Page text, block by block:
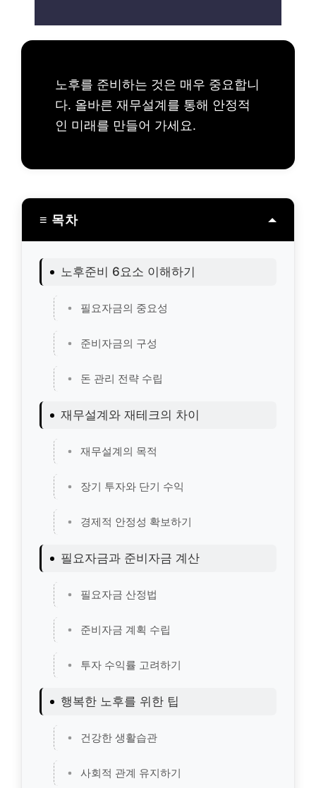
노후를 준비하는 것은 매우 중요합니
다. 올바른 재무설계를 통해 안정적
인 미래를 만들어 가세요.
≡ 목차
노후준비 6요소 이해하기
필요자금의 중요성
준비자금의 구성
돈 관리 전략 수립
재무설계와 재테크의 차이
재무설계의 목적
장기 투자와 단기 수익
경제적 안정성 확보하기
필요자금과 준비자금 계산
필요자금 산정법
준비자금 계획 수립
투자 수익률 고려하기
행복한 노후를 위한 팁
건강한 생활습관
사회적 관계 유지하기